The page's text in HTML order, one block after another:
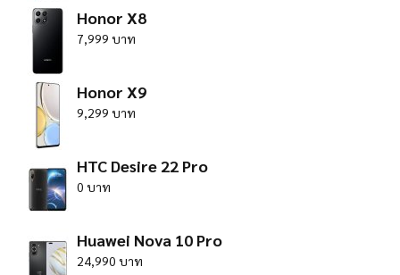
Honor X8
7,999 บาท
Honor X9
9,299 บาท
HTC Desire 22 Pro
0 บาท
Huawei Nova 10 Pro
24,990 บาท